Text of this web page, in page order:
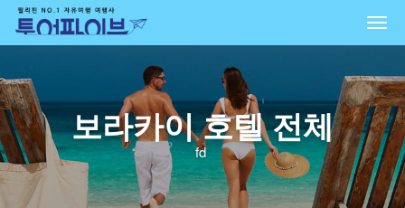
보라카이 호텔 전체
fd